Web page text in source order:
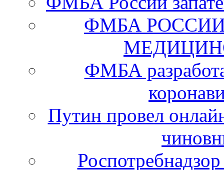
ФМБА
ФМБА
Путин провел